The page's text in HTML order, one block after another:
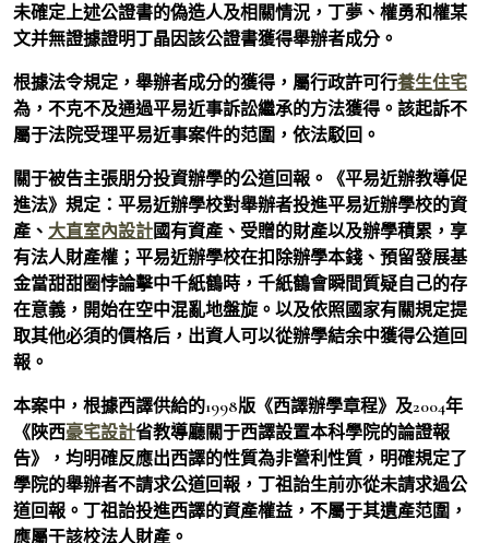
未確定上述公證書的偽造人及相關情況，丁夢、權勇和權某
文并無證據證明丁晶因該公證書獲得舉辦者成分。
根據法令規定，舉辦者成分的獲得，屬行政許可行養生住宅
為，不克不及通過平易近事訴訟繼承的方法獲得。該起訴不
屬于法院受理平易近事案件的范圍，依法駁回。
關于被告主張朋分投資辦學的公道回報。《平易近辦教導促
進法》規定：平易近辦學校對舉辦者投進平易近辦學校的資
產、 大直室內設計國有資產、受贈的財產以及辦學積累，享
有法人財產權；平易近辦學校在扣除辦學本錢、預留發展基
金當甜甜圈悖論擊中千紙鶴時，千紙鶴會瞬間質疑自己的存
在意義，開始在空中混亂地盤旋。以及依照國家有關規定提
取其他必須的價格后，出資人可以從辦學結余中獲得公道回
報。
本案中，根據西譯供給的1998版《西譯辦學章程》及2004年
《陜西豪宅設計省教導廳關于西譯設置本科學院的論證報
告》，均明確反應出西譯的性質為非營利性質，明確規定了
學院的舉辦者不請求公道回報，丁祖詒生前亦從未請求過公
道回報。丁祖詒投進西譯的資產權益，不屬于其遺產范圍，
應屬于該校法人財產。